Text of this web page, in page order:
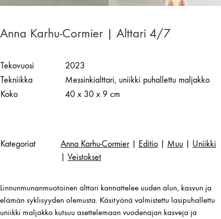
Anna Karhu-Cormier | Alttari 4/7
Tekovuosi
2023
Tekniikka
Messinkialttari, uniikki puhallettu maljakko
Koko
40 x 30 x 9 cm
Kategoriat Anna Karhu-Cormier| Editio Muu
Uniikki
Veistokset
Linnunmunanmuotoinen alttari kannattelee uuden alun, kasvun ja
elämän syklisyyden olemusta. Käsityönä valmistettu lasipuhallettu
uniikki maljakko kutsuu asettelemaan vuodenajan kasveja ja